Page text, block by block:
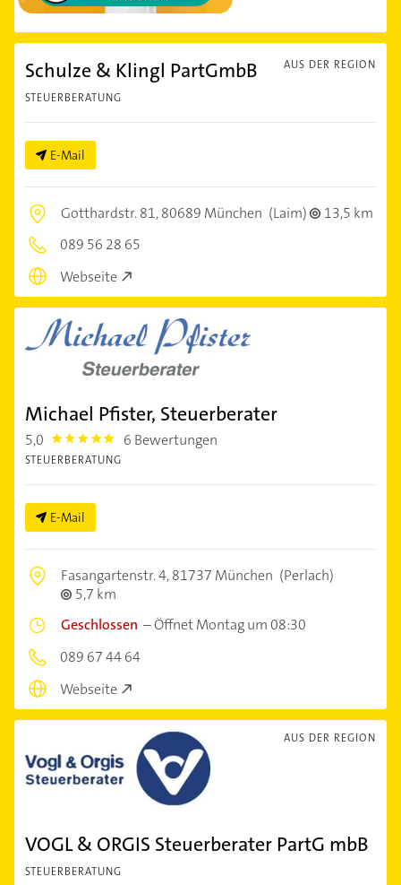
AUS DER REGION
Schulze & Klingl PartGmbB
STEUERBERATUNG
E-Mail
Gotthardstr. 81,80689 München (Laim)
13,5 km
089 56 28 65
Webseite
Michael Pfister, Steuerberater
5,0 5.0 6 Bewertungen
STEUERBERATUNG
E-Mail
Fasangartenstr. 4,81737 München (Perlach)
5,7 km
Geschlossen –Öffnet Montag um 08:30
089 67 44 64
Webseite
AUS DER REGION
VOGL & ORGIS Steuerberater PartG mbB
STEUERBERATUNG